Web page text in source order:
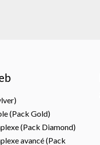
(Pack Gold)
(Pack Diamond)
avancé (Pack